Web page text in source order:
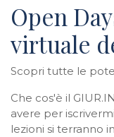
Open
virtuale
Scopri tutte le
Che cos'è il
avere per
lezioni si terranno